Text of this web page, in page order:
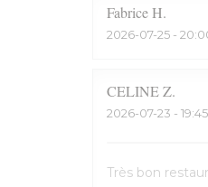
FabriceH
2026-07-25 -
CELINEZ
2026-07-23 -
Très bon